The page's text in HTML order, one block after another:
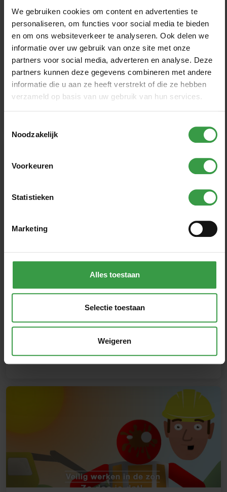
We gebruiken cookies om content en advertenties te
personaliseren, om functies voor social media te bieden
en om ons websiteverkeer te analyseren. Ook delen we
informatie over uw gebruik van onze site met onze
partners voor social media, adverteren en analyse. Deze
partners kunnen deze gegevens combineren met andere
informatie die u aan ze heeft verstrekt of die ze hebben
verzameld op basis van uw gebruik van hun services.
Noodzakelijk
Voorkeuren
Statistieken
Marketing
Alles toestaan
Selectie toestaan
Weigeren
Toolbox: Stress voorkomen
Spanning hoort bij het leven en bij het werk. Een beetje
spanning maakt je alert en helpt je om goed te
presteren. Maar als spanning...
32-jarige oldtimer Ford 8730 is
Trekker van het Jaar 2025
Uit twaalf maandwinnaars is de karakteristieke Ford
Lees verder